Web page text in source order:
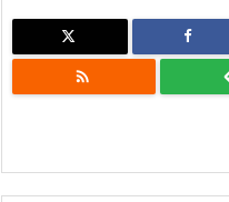
